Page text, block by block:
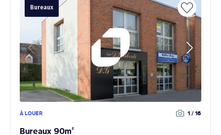
Bureaux
À LOUER 1 / 16
Bureaux 90m²